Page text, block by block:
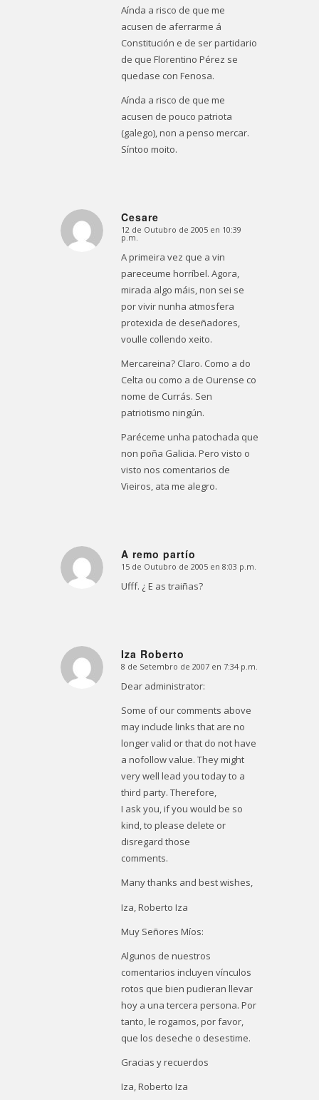
Aínda a risco de que me
acusen de aferrarme á
Constitución e de ser partidario
de que Florentino Pérez se
quedase con Fenosa.
Aínda a risco de que me
acusen de pouco patriota
(galego), non a penso mercar.
Síntoo moito.
Cesare
Dice:
12 de Outubro de 2005 en 10:39
p.m.
A primeira vez que a vin
pareceume horríbel. Agora,
mirada algo máis, non sei se
por vivir nunha atmosfera
protexida de deseñadores,
voulle collendo xeito.
Mercareina? Claro. Como a do
Celta ou como a de Ourense co
nome de Currás. Sen
patriotismo ningún.
Paréceme unha patochada que
non poña Galicia. Pero visto o
visto nos comentarios de
Vieiros, ata me alegro.
A remo partío
Dice:
15 de Outubro de 2005 en 8:03 p.m.
Ufff. ¿ E as traiñas?
Iza Roberto
Dice:
8 de Setembro de 2007 en 7:34 p.m.
Dear administrator:
Some of our comments above
may include links that are no
longer valid or that do not have
a nofollow value. They might
very well lead you today to a
third party. Therefore,
I ask you, if you would be so
kind, to please delete or
disregard those
comments.
Many thanks and best wishes,
Iza, Roberto Iza
Muy Señores Míos:
Algunos de nuestros
comentarios incluyen vínculos
rotos que bien pudieran llevar
hoy a una tercera persona. Por
tanto, le rogamos, por favor,
que los deseche o desestime.
Gracias y recuerdos
Iza, Roberto Iza